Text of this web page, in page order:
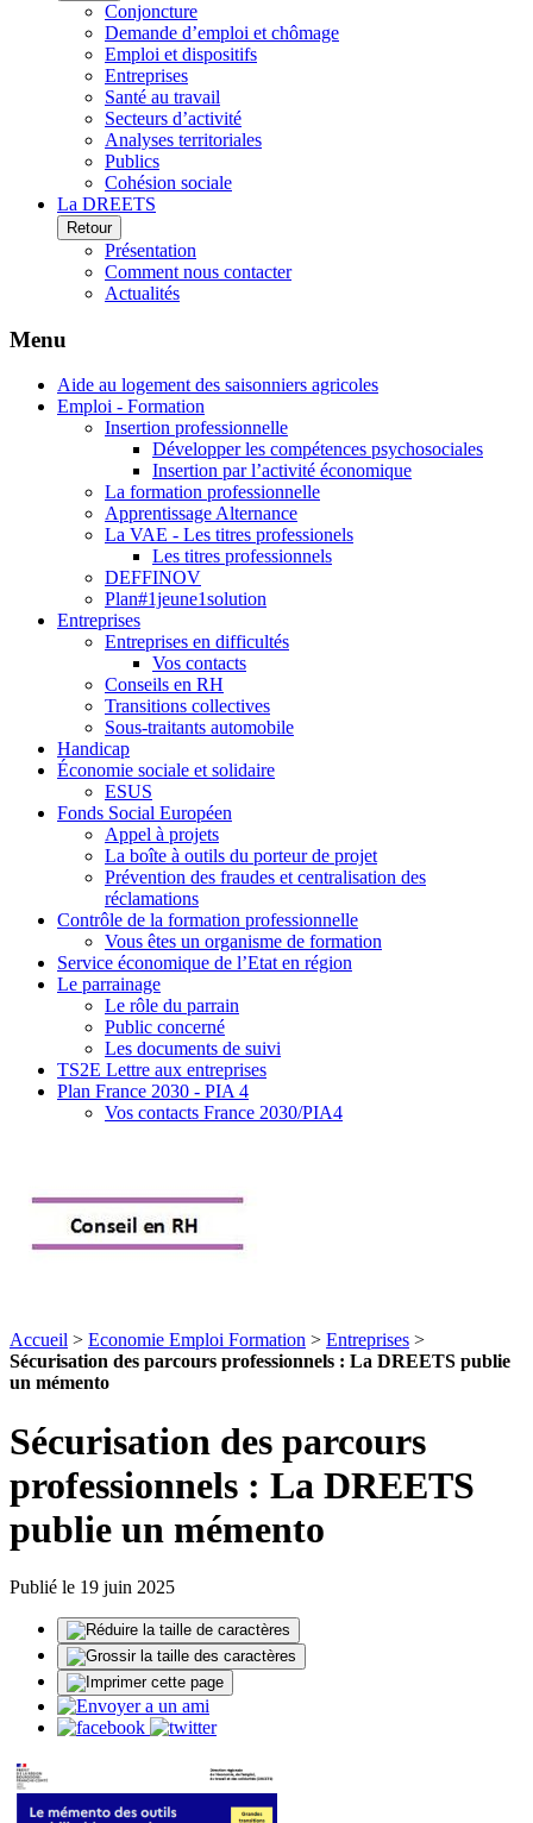
Conjoncture
Demande d’emploi et chômage
Emploi et dispositifs
Entreprises
Santé au travail
Secteurs d’activité
Analyses territoriales
Publics
Cohésion sociale
La DREETS
Retour
Présentation
Comment nous contacter
Actualités
Menu
Aide au logement des saisonniers agricoles
Emploi - Formation
Insertion professionnelle
Développer les compétences psychosociales
Insertion par l’activité économique
La formation professionnelle
Apprentissage Alternance
La VAE - Les titres professionels
Les titres professionnels
DEFFINOV
Plan#1jeune1solution
Entreprises
Entreprises en difficultés
Vos contacts
Conseils en RH
Transitions collectives
Sous-traitants automobile
Handicap
Économie sociale et solidaire
ESUS
Fonds Social Européen
Appel à projets
La boîte à outils du porteur de projet
Prévention des fraudes et centralisation des
réclamations
Contrôle de la formation professionnelle
Vous êtes un organisme de formation
Service économique de l’Etat en région
Le parrainage
Le rôle du parrain
Public concerné
Les documents de suivi
TS2E Lettre aux entreprises
Plan France 2030 - PIA 4
Vos contacts France 2030/PIA4
Accueil > Economie Emploi Formation > Entreprises >
Sécurisation des parcours professionnels : La DREETS publie
un mémento
Sécurisation des parcours
professionnels : La DREETS
publie un mémento
Publié le 19 juin 2025